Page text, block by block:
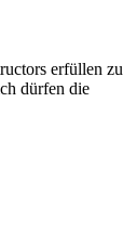
erfüllen zu
dürfen die